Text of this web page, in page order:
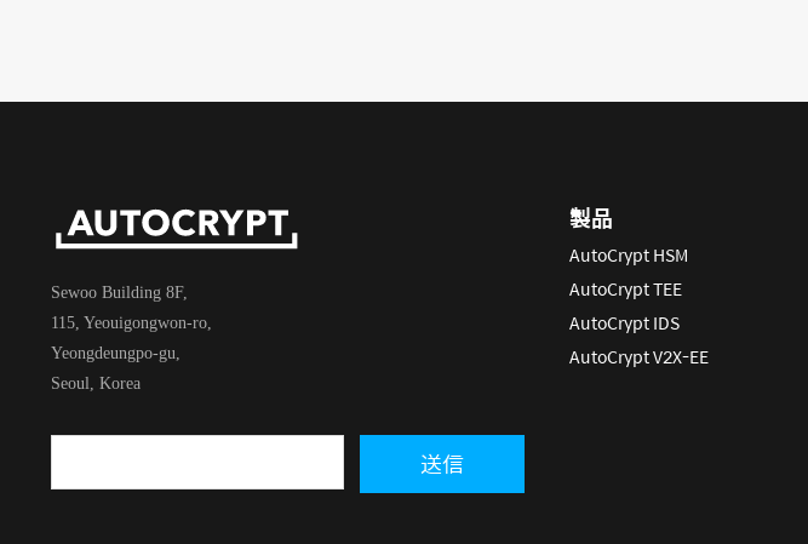
Sewoo Building 8F,
115, Yeouigongwon-ro,
Yeongdeungpo-gu,
Seoul, Korea
製品
AutoCrypt HSM
AutoCrypt TEE
AutoCrypt IDS
AutoCrypt V2X-EE